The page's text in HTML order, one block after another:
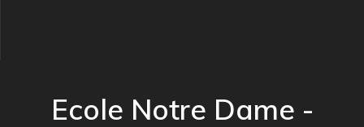
Ecole Notre Dame -